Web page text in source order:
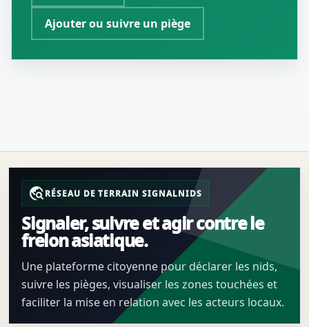
Ajouter ou suivre un piège
travel_exploreRÉSEAU DE TERRAIN SIGNALNIDS
Signaler, suivre et agir contre le
frelon asiatique.
Une plateforme citoyenne pour déclarer les nids,
suivre les pièges, visualiser les zones touchées et
faciliter la mise en relation avec les acteurs locaux.